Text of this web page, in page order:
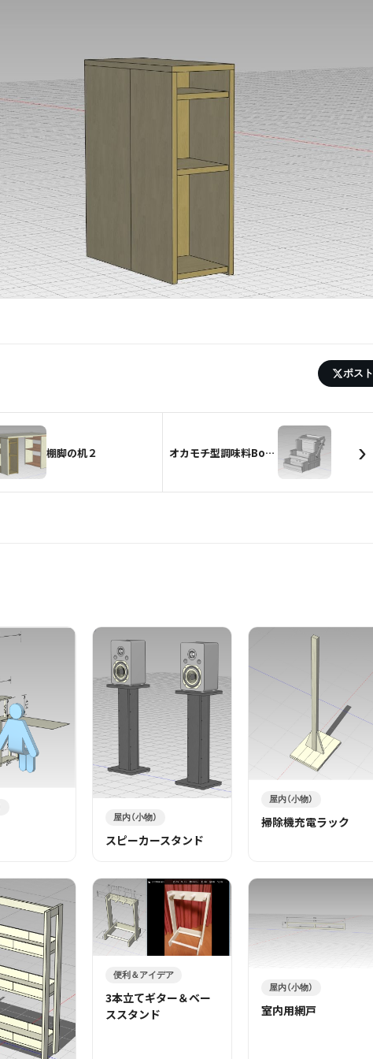
ポスト
棚脚の机２ オカモチ型調味料Box（ヒノキ・大）Ver.2.3.1再 ›
屋内（小物）
スピーカースタンド
屋内（小物）
掃除機充電ラック
便利＆アイデア
3本立てギター＆ベー
ススタンド
屋内（小物）
室内用網戸